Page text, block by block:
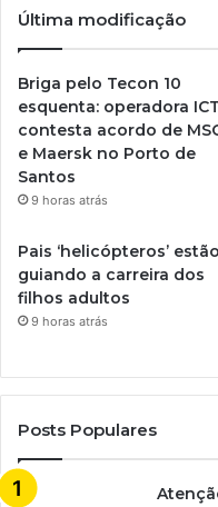
Última modificação
Briga pelo Tecon 10
esquenta: operadora
contesta acordo de
e Maersk no Porto de
Santos
9 horas atrás
Pais ‘helicópteros’ estão
guiando a carreira dos
filhos adultos
9 horas atrás
Posts Populares